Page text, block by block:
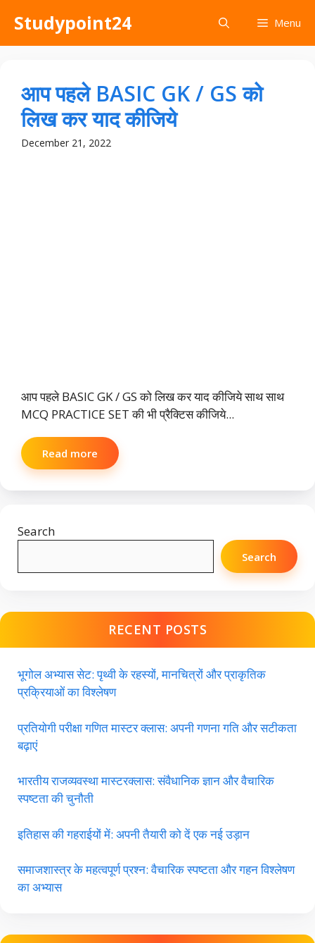
content
Studypoint24 Menu
आप पहले BASIC GK / GS को
लिख कर याद कीजिये
December 21, 2022
आप पहले BASIC GK / GS को लिख कर याद कीजिये साथ साथ
MCQ PRACTICE SET की भी प्रैक्टिस कीजिये...
Read more
Search
Search
RECENT POSTS
भूगोल अभ्यास सेट: पृथ्वी के रहस्यों, मानचित्रों और प्राकृतिक
प्रक्रियाओं का विश्लेषण
प्रतियोगी परीक्षा गणित मास्टर क्लास: अपनी गणना गति और सटीकता
बढ़ाएं
भारतीय राजव्यवस्था मास्टरक्लास: संवैधानिक ज्ञान और वैचारिक
स्पष्टता की चुनौती
इतिहास की गहराईयों में: अपनी तैयारी को दें एक नई उड़ान
समाजशास्त्र के महत्वपूर्ण प्रश्न: वैचारिक स्पष्टता और गहन विश्लेषण
का अभ्यास